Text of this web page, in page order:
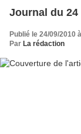
Journal du 24
Publié le 24/09/2010
Par La rédaction